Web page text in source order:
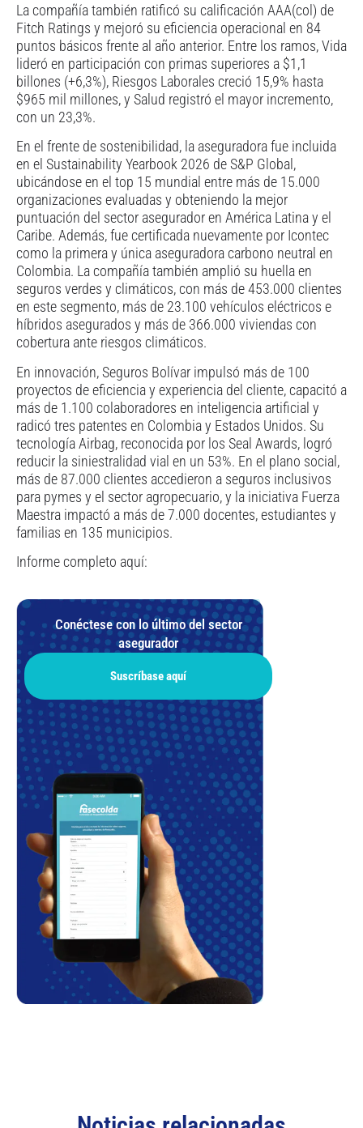
La compañía también ratificó su calificación AAA(col) de
Fitch Ratings y mejoró su eficiencia operacional en 84
puntos básicos frente al año anterior. Entre los ramos, Vida
lideró en participación con primas superiores a $1,1
billones (+6,3%), Riesgos Laborales creció 15,9% hasta
$965 mil millones, y Salud registró el mayor incremento,
con un 23,3%.
En el frente de sostenibilidad, la aseguradora fue incluida
en el Sustainability Yearbook 2026 de S&P Global,
ubicándose en el top 15 mundial entre más de 15.000
organizaciones evaluadas y obteniendo la mejor
puntuación del sector asegurador en América Latina y el
Caribe. Además, fue certificada nuevamente por Icontec
como la primera y única aseguradora carbono neutral en
Colombia. La compañía también amplió su huella en
seguros verdes y climáticos, con más de 453.000 clientes
en este segmento, más de 23.100 vehículos eléctricos e
híbridos asegurados y más de 366.000 viviendas con
cobertura ante riesgos climáticos.
En innovación, Seguros Bolívar impulsó más de 100
proyectos de eficiencia y experiencia del cliente, capacitó a
más de 1.100 colaboradores en inteligencia artificial y
radicó tres patentes en Colombia y Estados Unidos. Su
tecnología Airbag, reconocida por los Seal Awards, logró
reducir la siniestralidad vial en un 53%. En el plano social,
más de 87.000 clientes accedieron a seguros inclusivos
para pymes y el sector agropecuario, y la iniciativa Fuerza
Maestra impactó a más de 7.000 docentes, estudiantes y
familias en 135 municipios.
Informe completo aquí:
Conéctese con lo último del sector
asegurador
Suscríbase aquí